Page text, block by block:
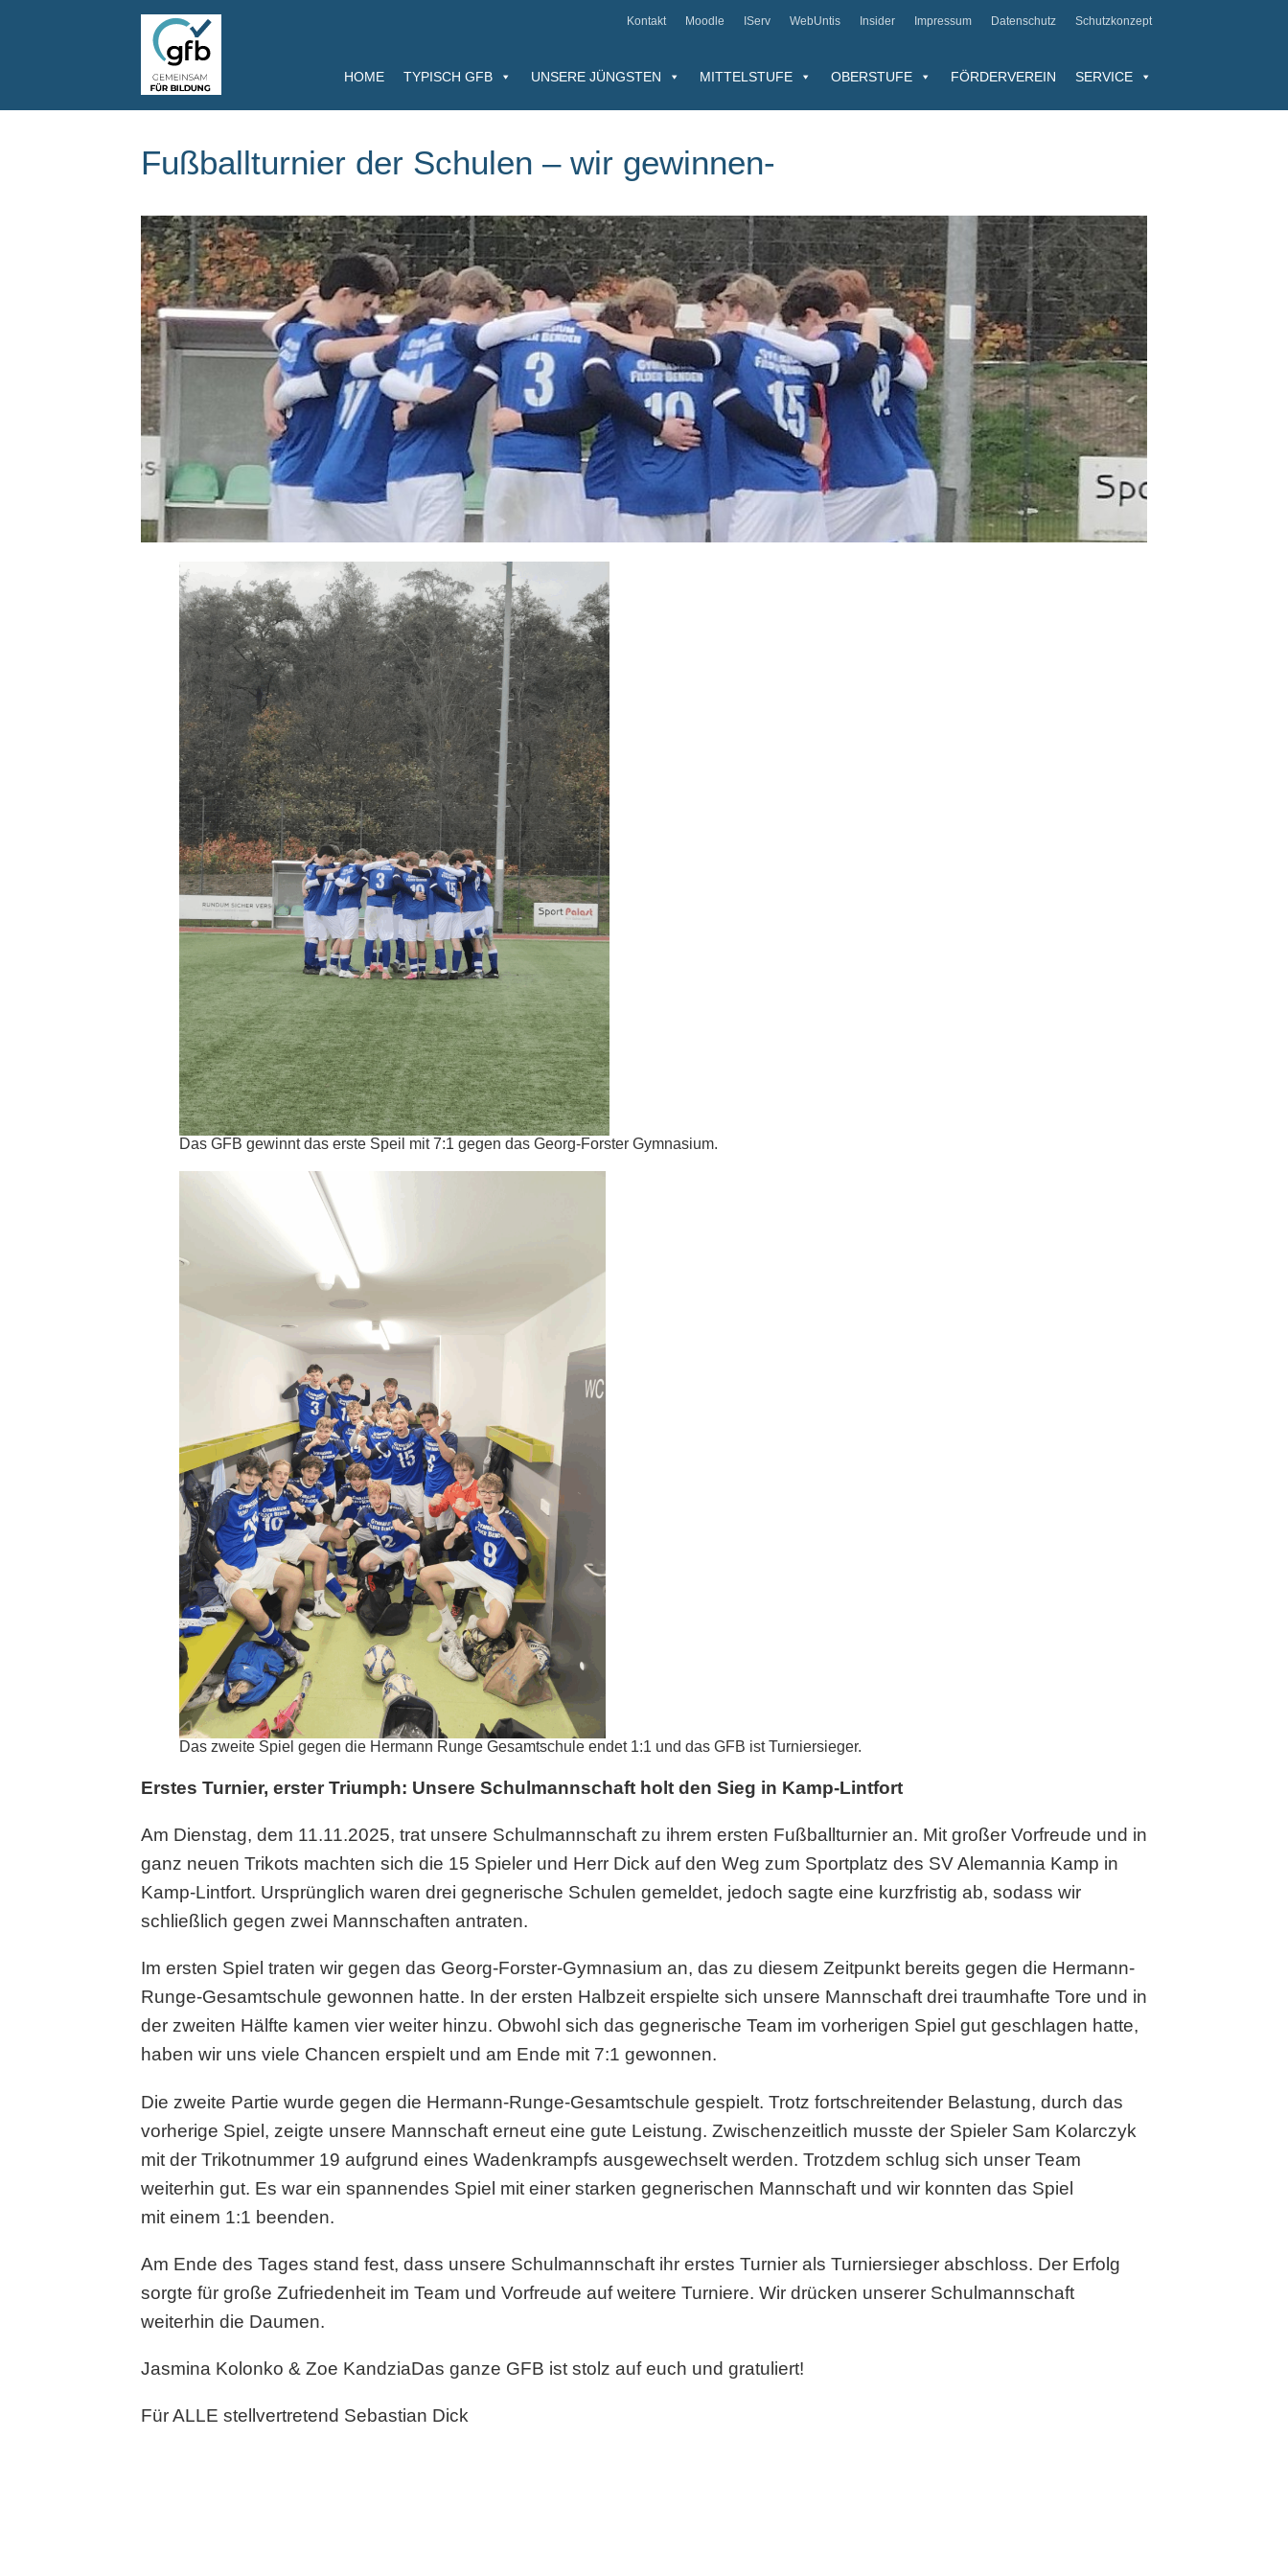
Kontakt Moodle IServ WebUntis Insider Impressum Datenschutz Schutzkonzept
HOME TYPISCH GFB UNSERE JÜNGSTEN MITTELSTUFE OBERSTUFE FÖRDERVEREIN SERVICE
Fußballturnier der Schulen – wir gewinnen-
Das GFB gewinnt das erste Speil mit 7:1 gegen das Georg-Forster Gymnasium.
Das zweite Spiel gegen die Hermann Runge Gesamtschule endet 1:1 und das GFB ist Turniersieger.
Erstes Turnier, erster Triumph: Unsere Schulmannschaft holt den Sieg in Kamp-Lintfort
Am Dienstag, dem 11.11.2025, trat unsere Schulmannschaft zu ihrem ersten Fußballturnier an. Mit großer Vorfreude und in
ganz neuen Trikots machten sich die 15 Spieler und Herr Dick auf den Weg zum Sportplatz des SV Alemannia Kamp in
Kamp-Lintfort. Ursprünglich waren drei gegnerische Schulen gemeldet, jedoch sagte eine kurzfristig ab, sodass wir
schließlich gegen zwei Mannschaften antraten.
Im ersten Spiel traten wir gegen das Georg-Forster-Gymnasium an, das zu diesem Zeitpunkt bereits gegen die Hermann-
Runge-Gesamtschule gewonnen hatte. In der ersten Halbzeit erspielte sich unsere Mannschaft drei traumhafte Tore und in
der zweiten Hälfte kamen vier weiter hinzu. Obwohl sich das gegnerische Team im vorherigen Spiel gut geschlagen hatte,
haben wir uns viele Chancen erspielt und am Ende mit 7:1 gewonnen.
Die zweite Partie wurde gegen die Hermann-Runge-Gesamtschule gespielt. Trotz fortschreitender Belastung, durch das
vorherige Spiel, zeigte unsere Mannschaft erneut eine gute Leistung. Zwischenzeitlich musste der Spieler Sam Kolarczyk
mit der Trikotnummer 19 aufgrund eines Wadenkrampfs ausgewechselt werden. Trotzdem schlug sich unser Team
weiterhin gut. Es war ein spannendes Spiel mit einer starken gegnerischen Mannschaft und wir konnten das Spiel
mit einem 1:1 beenden.
Am Ende des Tages stand fest, dass unsere Schulmannschaft ihr erstes Turnier als Turniersieger abschloss. Der Erfolg
sorgte für große Zufriedenheit im Team und Vorfreude auf weitere Turniere. Wir drücken unserer Schulmannschaft
weiterhin die Daumen.
Jasmina Kolonko & Zoe KandziaDas ganze GFB ist stolz auf euch und gratuliert!
Für ALLE stellvertretend Sebastian Dick